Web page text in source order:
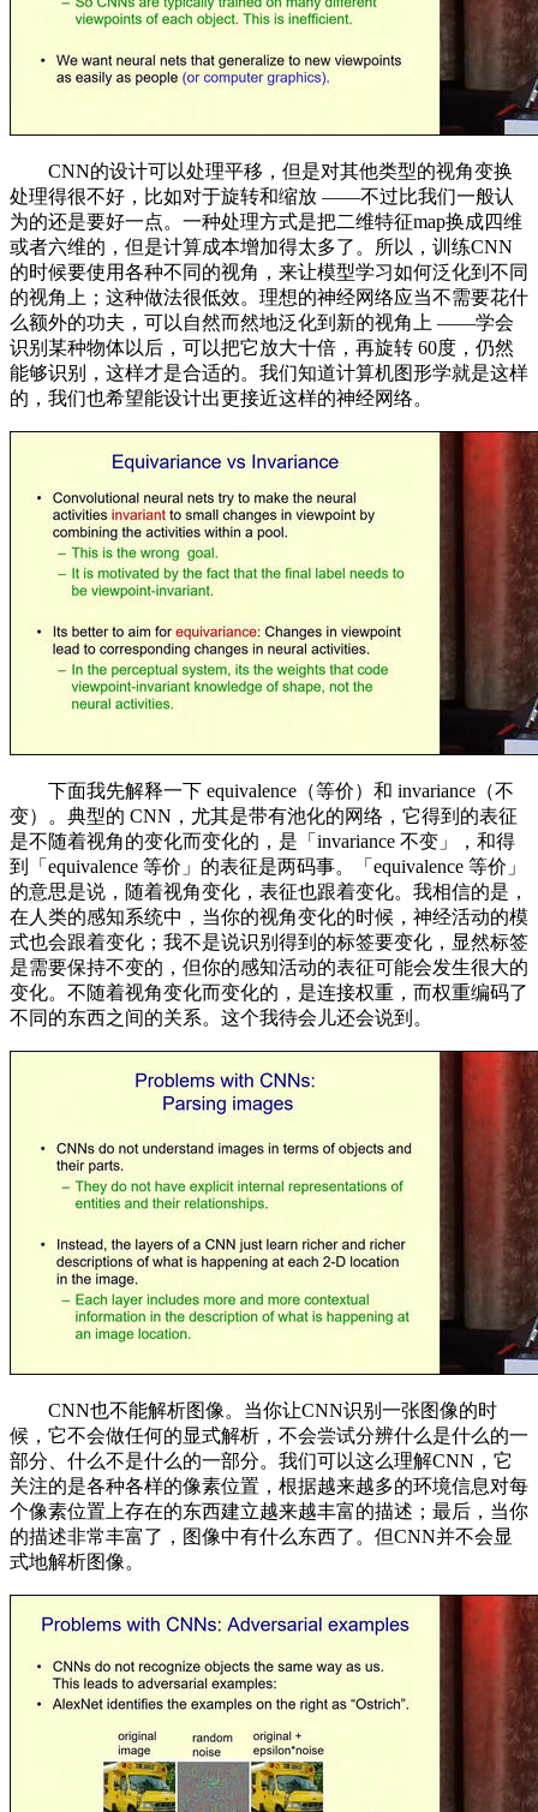
CNN的设计可以处理平移，但是对其他类型的视角变换
处理得很不好，比如对于旋转和缩放 ——不过比我们一般认
为的还是要好一点。一种处理方式是把二维特征map换成四维
或者六维的，但是计算成本增加得太多了。所以，训练CNN
的时候要使用各种不同的视角，来让模型学习如何泛化到不同
的视角上；这种做法很低效。理想的神经网络应当不需要花什
么额外的功夫，可以自然而然地泛化到新的视角上 ——学会
识别某种物体以后，可以把它放大十倍，再旋转 60度，仍然
能够识别，这样才是合适的。我们知道计算机图形学就是这样
的，我们也希望能设计出更接近这样的神经网络。
下面我先解释一下 equivalence（等价）和 invariance（不
变）。典型的 CNN，尤其是带有池化的网络，它得到的表征
是不随着视角的变化而变化的，是「invariance 不变」，和得
到「equivalence 等价」的表征是两码事。「equivalence 等价」
的意思是说，随着视角变化，表征也跟着变化。我相信的是，
在人类的感知系统中，当你的视角变化的时候，神经活动的模
式也会跟着变化；我不是说识别得到的标签要变化，显然标签
是需要保持不变的，但你的感知活动的表征可能会发生很大的
变化。不随着视角变化而变化的，是连接权重，而权重编码了
不同的东西之间的关系。这个我待会儿还会说到。
CNN也不能解析图像。当你让CNN识别一张图像的时
候，它不会做任何的显式解析，不会尝试分辨什么是什么的一
部分、什么不是什么的一部分。我们可以这么理解CNN，它
关注的是各种各样的像素位置，根据越来越多的环境信息对每
个像素位置上存在的东西建立越来越丰富的描述；最后，当你
的描述非常丰富了，图像中有什么东西了。但CNN并不会显
式地解析图像。